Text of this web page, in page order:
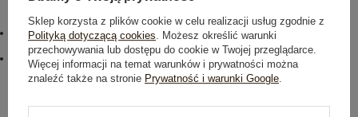
biust 88 cm, talia 68 cm, biodra 89 cm
emblemat_FP:
txt_COTTON COMFORT#546070#FFFFFF,dół,lewo,col
emblemat:
txt_BESTSELLER#D22D7D#FFFFFF, dół,lewo,col
Sklep korzysta z plików cookie w celu realizacji usług zgodnie z
Polityką dotyczącą cookies. Możesz określić warunki
przechowywania lub dostępu do cookie w Twojej przeglądarce.
Więcej informacji na temat warunków i prywatności można
znaleźć także na stronie Prywatność i warunki Google.